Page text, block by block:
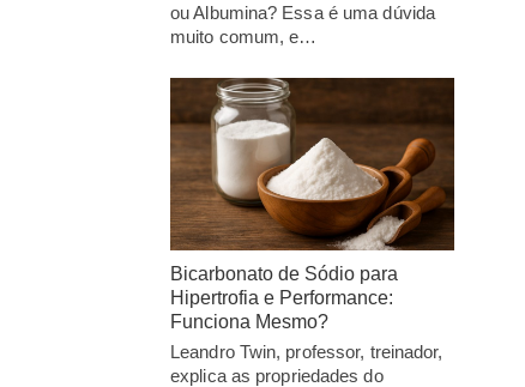
ou Albumina? Essa é uma dúvida
muito comum, e…
Bicarbonato de Sódio para
Hipertrofia e Performance:
Funciona Mesmo?
Leandro Twin, professor, treinador,
explica as propriedades do